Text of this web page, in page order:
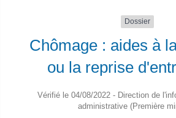
Dossier
Chômage : aides à
ou la reprise
Vérifié le 04/08/2022 - Direction de
administrative (Première